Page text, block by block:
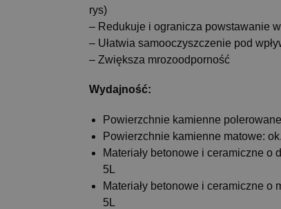
rys)
– Redukuje i ogranicza powstawanie
– Ułatwia samooczyszczenie pod
– Zwiększa mrozoodporność
Wydajność:
Powierzchnie kamienne
Powierzchnie kamienne matowe:
Materiały betonowe i ceramiczne o
5L
Materiały betonowe i ceramiczne o
5L